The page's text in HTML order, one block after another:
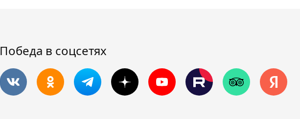
Победа в соцсетях